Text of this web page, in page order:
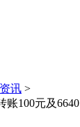
讯 >
账100元及6640